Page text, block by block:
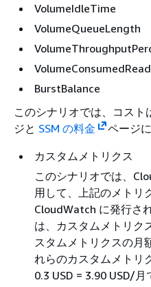
VolumeIdleTime
VolumeQueueLength
BurstBalance
このシナリオでは、コスト
ジと SSM の料金
ページ
カスタムメトリクス
このシナリオでは、
用して、上記のメトリ
CloudWatch に発行さ
は、カスタムメトリク
スタムメトリクスの月
れらのカスタムメトリ
0.3 USD = 3.90 USD/月